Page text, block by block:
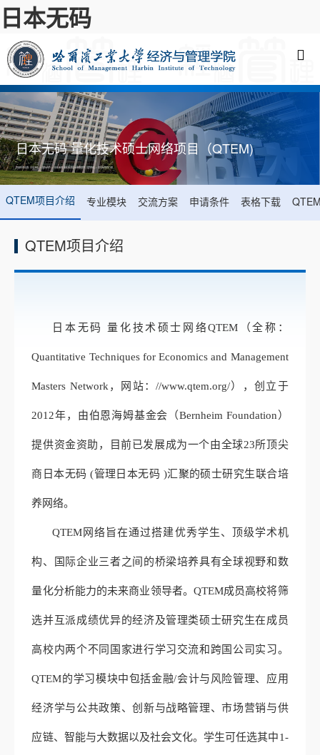
日本无码
日本无码 量化技术硕士网络项目（QTEM)
您现在的位置:日本无码->国际合作->日本无码 量化技术硕士网络项目（QTEM) ->QTEM项目介绍
QTEM项目介绍 专业模块 交流方案 申请条件 表格下载
QTEM项目介绍
日本无码 量化技术硕士网络QTEM（全称：
Quantitative Techniques for Economics and Management
Masters Network，网站：//www.qtem.org/），创立于
2012年，由伯恩海姆基金会（Bernheim Foundation）
提供资金资助，目前已发展成为一个由全球23所顶尖
商日本无码 (管理日本无码 )汇聚的硕士研究生联合培
养网络。
QTEM网络旨在通过搭建优秀学生、顶级学术机
构、国际企业三者之间的桥梁培养具有全球视野和数
量化分析能力的未来商业领导者。QTEM成员高校将筛
选并互派成绩优异的经济及管理类硕士研究生在成员
高校内两个不同国家进行学习交流和跨国公司实习。
QTEM的学习模块中包括金融/会计与风险管理、应用
经济学与公共政策、创新与战略管理、市场营销与供
应链、智能与大数据以及社会文化。学生可任选其中1-